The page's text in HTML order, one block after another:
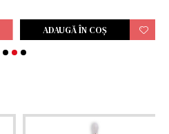
ADAUGĂ ÎN COŞ